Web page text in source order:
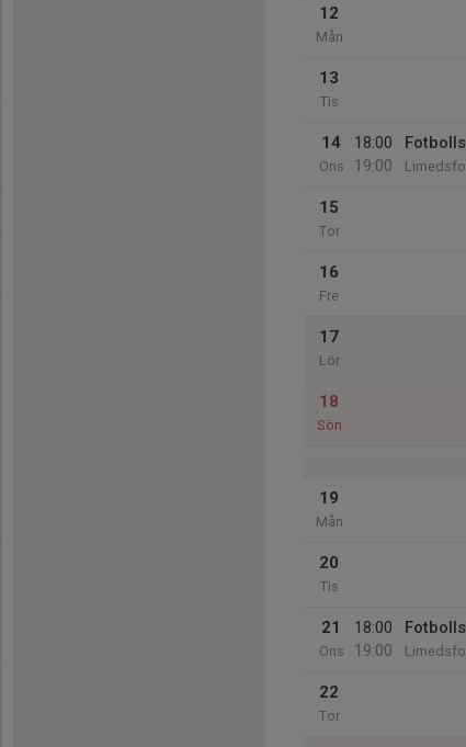
12
Mån
13
Tis
14
Ons
18:00
19:00
15
Tor
16
Fre
17
Lör
18
Sön
19
Mån
20
Tis
21
Ons
18:00
19:00
22
Tor